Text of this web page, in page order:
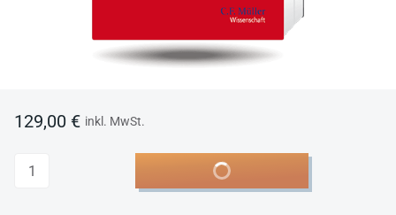
129,00 € inkl. MwSt.
Anzahl In den Warenkorb